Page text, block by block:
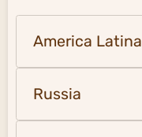
America Latina
Russia